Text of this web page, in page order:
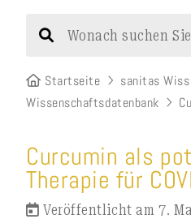
Startseite
sanitas
Wissenschaftsdatenbank
Curcumin als
Therapie für
Veröffentlicht am 7.